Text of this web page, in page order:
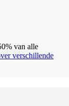
van alle
verschillende